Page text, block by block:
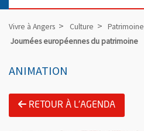
Vivre à Angers Culture Patrimoine
Journées européennes du patrimoine
ANIMATION
RETOUR À L'AGENDA